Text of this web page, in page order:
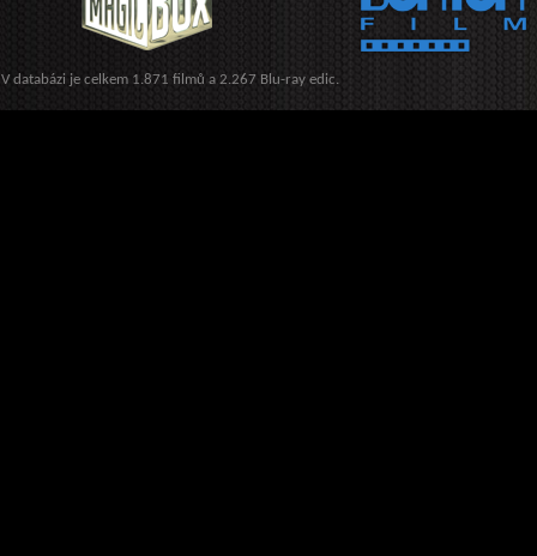
V databázi je celkem 1.871 filmů a 2.267 Blu-ray edic.